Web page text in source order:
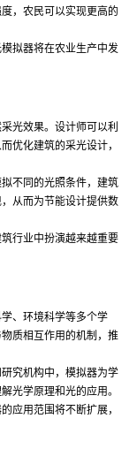
，农民可以实现更高的
拟器将在农业生产中发
光效果。设计师可以利
优化建筑的采光设计，
不同的光照条件，建筑
从而为节能设计提供数
行业中扮演越来越重要
、环境科学等多个学
质相互作用的机制，推
究机构中，模拟器为学
光学原理和光的应用。
应用范围将不断扩展，